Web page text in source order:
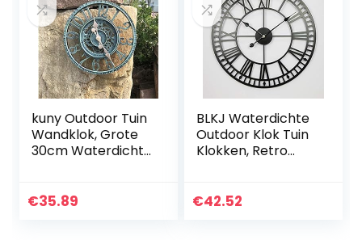
kuny Outdoor Tuin
Wandklok, Grote
30cm Waterdichte
Holle Gear Vintage
€35.89
BLKJ Waterdichte
Outdoor Klok Tuin
Klokken, Retro
Eenvoud Iron Art
€42.52